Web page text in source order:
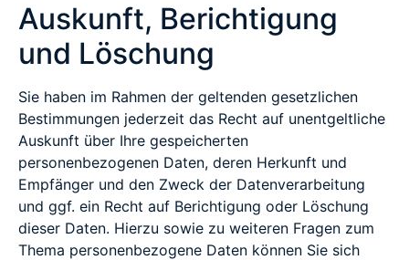
Auskunft, Berichtigung
und Löschung
Sie haben im Rahmen der geltenden gesetzlichen
Bestimmungen jederzeit das Recht auf unentgeltliche
Auskunft über Ihre gespeicherten
personenbezogenen Daten, deren Herkunft und
Empfänger und den Zweck der Datenverarbeitung
und ggf. ein Recht auf Berichtigung oder Löschung
dieser Daten. Hierzu sowie zu weiteren Fragen zum
Thema personenbezogene Daten können Sie sich